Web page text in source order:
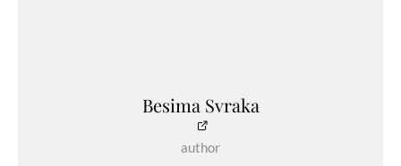
Besima Svraka
author